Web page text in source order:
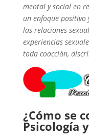
mental y social en
un enfoque positivo
las relaciones
experiencias
toda coacción,
¿Cómo se
Psicología